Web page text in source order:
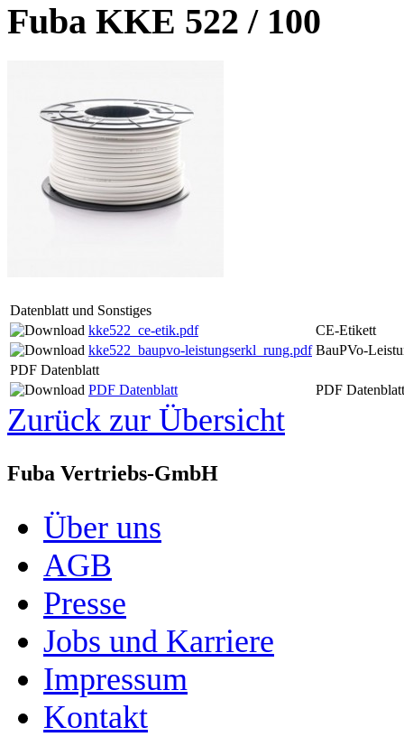
Fuba KKE 522 / 100
Datenblatt und Sonstiges
kke522_ce-etik.pdf
CE-Etikett
kke522_baupvo-leistungserkl_rung.pdf BauPVo-
PDF Datenblatt
PDF Datenblatt
PDF Datenblatt
Zurück zur Übersicht
Fuba Vertriebs-GmbH
Über uns
AGB
Presse
Jobs und Karriere
Impressum
Kontakt